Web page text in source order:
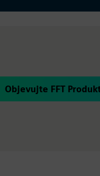
Objevujte FFT